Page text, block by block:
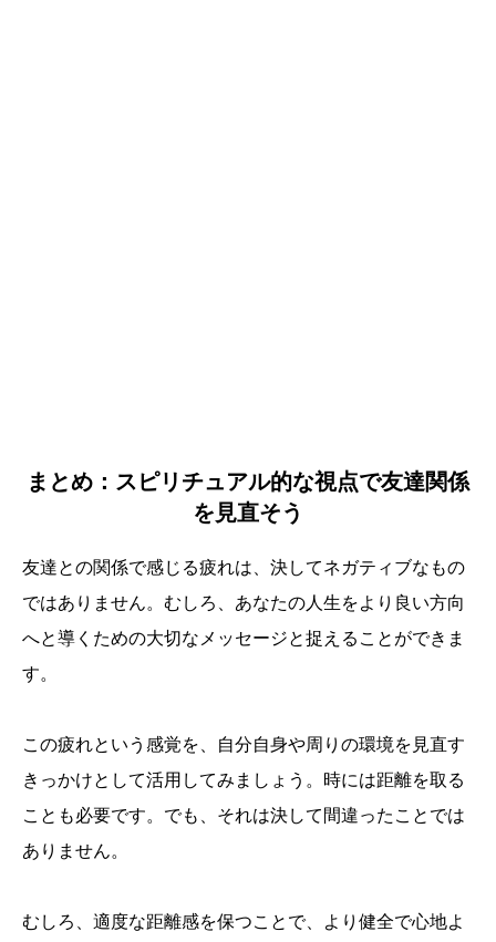
まとめ：スピリチュアル的な視点で友達関係
を見直そう
友達との関係で感じる疲れは、決してネガティブなもの
ではありません。むしろ、あなたの人生をより良い方向
へと導くための大切なメッセージと捉えることができま
す。
この疲れという感覚を、自分自身や周りの環境を見直す
きっかけとして活用してみましょう。時には距離を取る
ことも必要です。でも、それは決して間違ったことでは
ありません。
むしろ、適度な距離感を保つことで、より健全で心地よ